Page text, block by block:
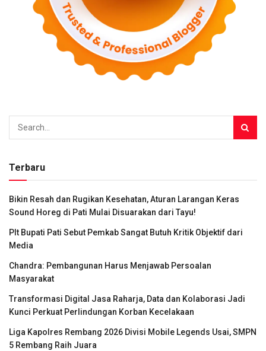
Terbaru
Bikin Resah dan Rugikan Kesehatan, Aturan Larangan Keras
Sound Horeg di Pati Mulai Disuarakan dari Tayu!
Plt Bupati Pati Sebut Pemkab Sangat Butuh Kritik Objektif dari
Media
Chandra: Pembangunan Harus Menjawab Persoalan
Masyarakat
Transformasi Digital Jasa Raharja, Data dan Kolaborasi Jadi
Kunci Perkuat Perlindungan Korban Kecelakaan
Liga Kapolres Rembang 2026 Divisi Mobile Legends Usai, SMPN
5 Rembang Raih Juara